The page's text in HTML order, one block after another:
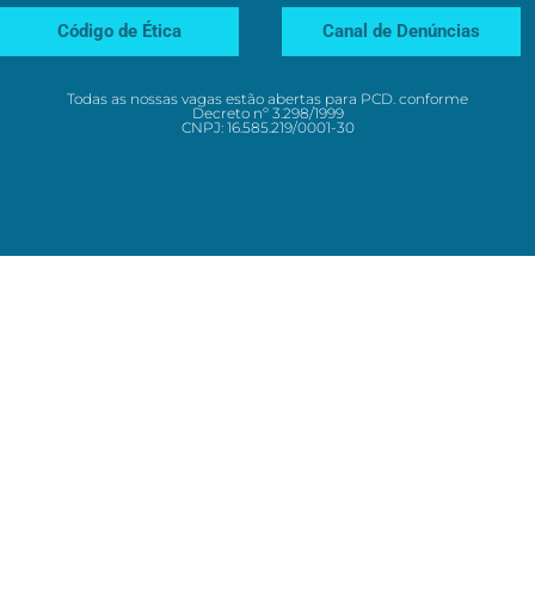
Código de Ética Canal de Denúncias
Todas as nossas vagas estão abertas para PCD. conforme
Decreto nº 3.298/1999
CNPJ: 16.585.219/0001-30